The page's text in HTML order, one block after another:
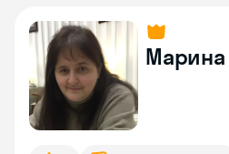
Марина